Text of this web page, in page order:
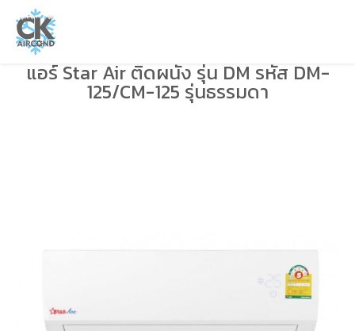
แอร์ Star Air ติดผนัง รุ่น DM รหัส DM-
125/CM-125 รุ่นธรรมดา